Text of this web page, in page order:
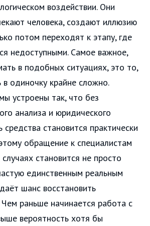
воздействии. Они
человека, создают иллюзию
потом переходят к этапу, где
недоступными. Самое важное,
в подобных ситуациях, это то,
в одиночку крайне сложно.
устроены так, что без
анализа и юридического
становится практически
обращение к специалистам
становится не просто
единственным реальным
шанс восстановить
Чем раньше начинается работа с
вероятность хотя бы